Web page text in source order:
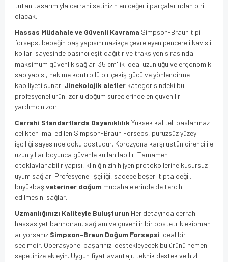
tutan tasarımıyla cerrahi setinizin en değerli parçalarından biri
olacak.
Hassas Müdahale ve Güvenli Kavrama Simpson-Braun tipi
forseps, bebeğin baş yapısını nazikçe çevreleyen pencereli kavisli
kolları sayesinde basıncı eşit dağıtır ve traksiyon sırasında
maksimum güvenlik sağlar. 35 cm'lik ideal uzunluğu ve ergonomik
sap yapısı, hekime kontrollü bir çekiş gücü ve yönlendirme
kabiliyeti sunar. Jinekolojik aletler kategorisindeki bu
profesyonel ürün, zorlu doğum süreçlerinde en güvenilir
yardımcınızdır.
Cerrahi Standartlarda Dayanıklılık Yüksek kaliteli paslanmaz
çelikten imal edilen Simpson-Braun Forseps, pürüzsüz yüzey
işçiliği sayesinde doku dostudur. Korozyona karşı üstün direnci ile
uzun yıllar boyunca güvenle kullanılabilir. Tamamen
otoklavlanabilir yapısı, kliniğinizin hijyen protokollerine kusursuz
uyum sağlar. Profesyonel işçiliği, sadece beşeri tıpta değil,
büyükbaş veteriner doğum müdahalelerinde de tercih
edilmesini sağlar.
Uzmanlığınızı Kaliteyle Buluşturun Her detayında cerrahi
hassasiyet barındıran, sağlam ve güvenilir bir obstetrik ekipman
arıyorsanız Simpson-Braun Doğum Forsepsi ideal bir
seçimdir. Operasyonel başarınızı destekleyecek bu ürünü hemen
sepetinize ekleyin. Uygun fiyat avantajı, teknik destek ve hızlı